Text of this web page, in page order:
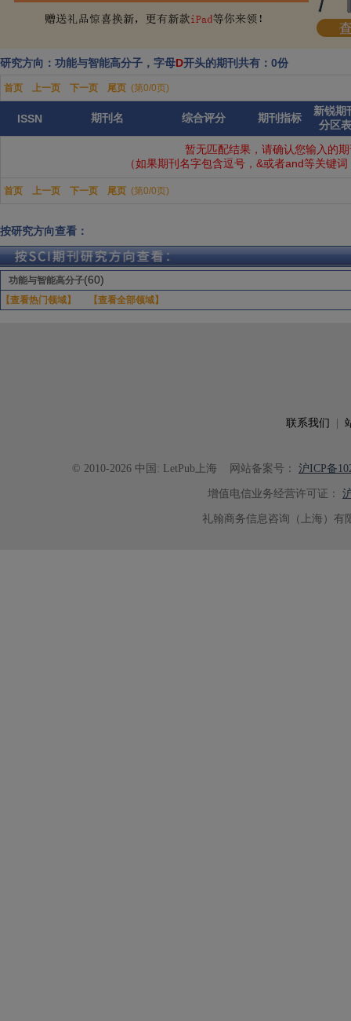
研究方向：功能与智能高分子，字母D开头的期刊共有：0份
首页 上一页 下一页 尾页 (第0/0页)
ISSN 期刊名 综合评分 期刊指标
新锐期
分区
暂无匹配结果，请确认您输入的
（如果期刊名字包含逗号，&或者and等关键
首页 上一页 下一页 尾页 (第0/0页)
按研究方向查看：
功能与智能高分子(60)
【查看热门领域】 【查看全部领域】
联系我们
© 2010-2026 中国: LetPub上海 网站备案号： 沪ICP备
增值电信业务经营许可证：
礼翰商务信息咨询（上海）